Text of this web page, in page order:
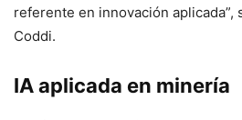
referente en innovación aplicada”,
Coddi.
IA aplicada en minería